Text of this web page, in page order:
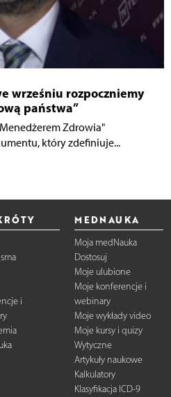
wrześniu rozpoczniemy
państwa”
Zdrowia"
który zdefiniuje...
i
MEDNAUKA
Moja medNauka
Dostosuj
Moje ulubione
Moje konferencje i
webinary
Moje wykłady video
Moje kursy i quizy
Wytyczne
Artykuły naukowe
Kalkulatory
Klasyfikacja ICD-9